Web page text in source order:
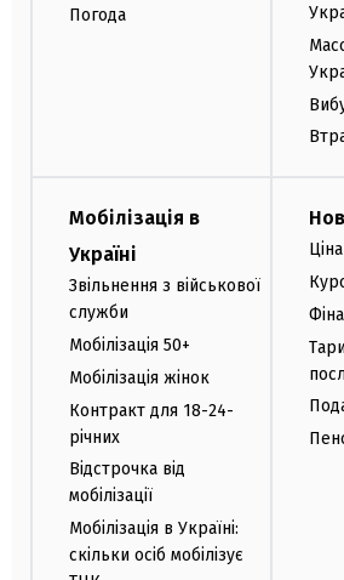
Погода
Мобілізація в
Україні
Звільнення з військової
служби
Мобілізація 50+
Мобілізація жінок
Контракт для 18-24-
річних
Відстрочка від
мобілізації
Мобілізація в Україні:
скільки осіб мобілізує